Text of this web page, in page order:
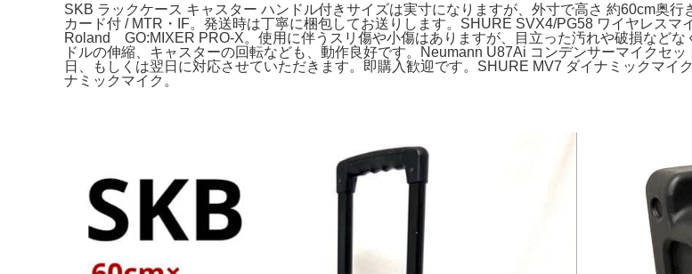
SKB ラックケース キャスター ハンドル付きサイズは実寸になりますが、外寸で高さ 約60cm奥
カード付 / MTR・IF。発送時は丁寧に梱包してお送りします。SHURE SVX4/PG58 ワイヤレスマ
Roland GO:MIXER PRO-X。使用に伴うスリ傷や小傷はありますが、目立った汚れや破損など
ドルの伸縮、キャスターの回転なども、動作良好です。Neumann U87Ai コンデンサーマイクセ
日、もしくは翌日に対応させていただきます。即購入歓迎です。SHURE MV7 ダイナミックマイ
ナミックマイク。